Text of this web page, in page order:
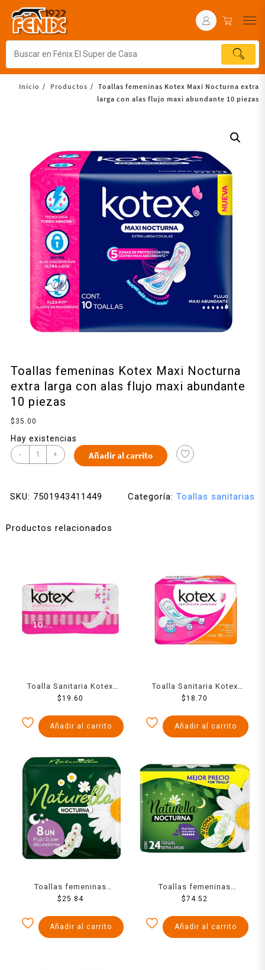
Inicio Productos
Toallas femeninas Kotex Maxi Nocturna extra
larga con alas flujo maxi abundante 10 piezas
Toallas femeninas Kotex Maxi Nocturna
extra larga con alas flujo maxi abundante
10 piezas
$ 35.00
Hay existencias
- + Añadir al carrito
SKU: 7501943411449 Categoría: Toallas sanitarias
Productos relacionados
Toalla Sanitaria Kotex
Anatomica Sin Alas Fa 10
$19.60
Añadir al carrito
Toalla Sanitaria Kotex
Anatomica Con Alas Fa 10
$18.70
Añadir al carrito
Toallas femeninas
Naturella cuidado
$ 25.84
Añadir al carrito
Toallas femeninas
Naturella nocturna extra
abundante 24 pzas
$74.52
Añadir al carrito